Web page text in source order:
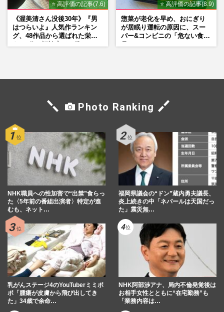
⭐ 高評価の記事(7.6)
《渥美清さん没後30年》『男
はつらいよ』人気作ランキン
グ、48作品から選ばれた栄え
⭐ 高評価の記事(8.9)
惣菜が老化を早め、おにぎり
が居眠り運転の原因に、スー
パー&コンビニの「危ない食
Photo Ranking
NHK職員への性加害で“出禁”食らっ
た〈5年前の番組出演者〉特定が進
むも、ネット…
福岡県議会の“ドン”蔵内勇夫議長、
炎上続きの中「ネパールは天国だっ
た」震災無…
乳がんステージ4のYouTuberミミポ
ポ「腫瘍が皮膚から飛び出してき
た」34歳で余命…
NHK阿部渉アナ、局内不倫発覚後は
お相手女性とともに“在宅勤務”も
「業務内容は…